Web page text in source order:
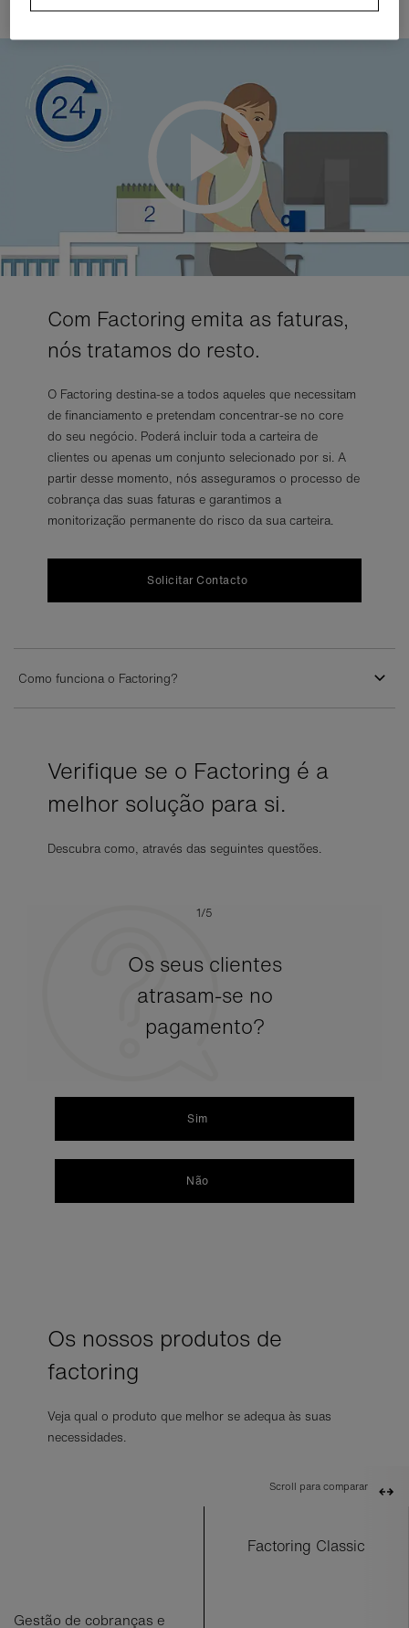
possibilidade.
Com Factoring emita as faturas,
nós tratamos do resto.
O Factoring destina-se a todos aqueles que necessitam
de financiamento e pretendam concentrar-se no core
do seu negócio. Poderá incluir toda a carteira de
clientes ou apenas um conjunto selecionado por si. A
partir desse momento, nós asseguramos o processo de
cobrança das suas faturas e garantimos a
monitorização permanente do risco da sua carteira.
Solicitar Contacto
Como funciona o Factoring?
Verifique se o Factoring é a
melhor solução para si.
Descubra como, através das seguintes questões.
1/5
Os seus clientes
atrasam-se no
pagamento?
Sim
Não
Os nossos produtos de
factoring
Veja qual o produto que melhor se adequa às suas
necessidades.
Scroll para comparar
Factoring Classic
Gestão de cobranças e